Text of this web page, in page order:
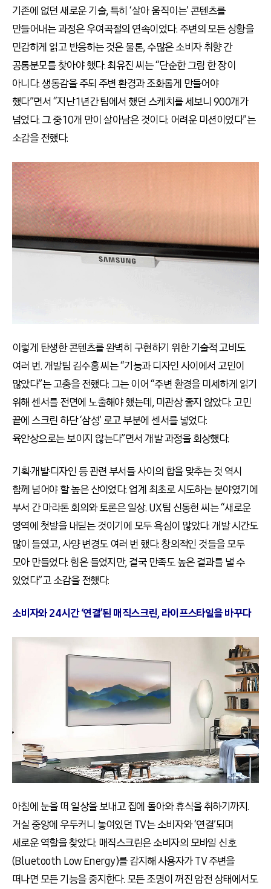
기존에 없던 새로운 기술, 특히 ‘살아 움직이는’ 콘텐츠를
만들어내는 과정은 우여곡절의 연속이었다. 주변의 모든 상황을
민감하게 읽고 반응하는 것은 물론, 수많은 소비자 취향 간
공통분모를 찾아야 했다. 최유진 씨는 “단순한 그림 한 장이
아니다. 생동감을 주되 주변 환경과 조화롭게 만들어야
했다”면서 “지난 1년간 팀에서 했던 스케치를 세보니 900개가
넘었다. 그 중 10개 만이 살아남은 것이다. 어려운 미션이었다”는
소감을 전했다.
이렇게 탄생한 콘텐츠를 완벽히 구현하기 위한 기술적 고비도
여러 번. 개발팀 김수홍 씨는 “기능과 디자인 사이에서 고민이
많았다”는 고충을 전했다. 그는 이어 “주변 환경을 미세하게 읽기
위해 센서를 전면에 노출해야 했는데, 미관상 좋지 않았다. 고민
끝에 스크린 하단 ‘삼성’ 로고 부분에 센서를 넣었다.
육안상으로는 보이지 않는다”면서 개발 과정을 회상했다.
기획·개발·디자인 등 관련 부서들 사이의 합을 맞추는 것 역시
함께 넘어야 할 높은 산이었다. 업계 최초로 시도하는 분야였기에
부서 간 마라톤 회의와 토론은 일상. UX팀 신동헌 씨는 “새로운
영역에 첫발을 내딛는 것이기에 모두 욕심이 많았다. 개발 시간도
많이 들였고, 사양 변경도 여러 번 했다. 창의적인 것들을 모두
모아 만들었다. 힘은 들었지만, 결국 만족도 높은 결과를 낼 수
있었다”고 소감을 전했다.
소비자와 24시간 ‘연결’된 매직스크린, 라이프스타일을 바꾸다
아침에 눈을 떠 일상을 보내고 집에 돌아와 휴식을 취하기까지.
거실 중앙에 우두커니 놓여있던 TV는 소비자와 ‘연결’되며
새로운 역할을 찾았다. 매직스크린은 소비자의 모바일 신호
(Bluetooth Low Energy)를 감지해 사용자가 TV 주변을
떠나면 모든 기능을 중지한다. 모든 조명이 꺼진 암전 상태에서도